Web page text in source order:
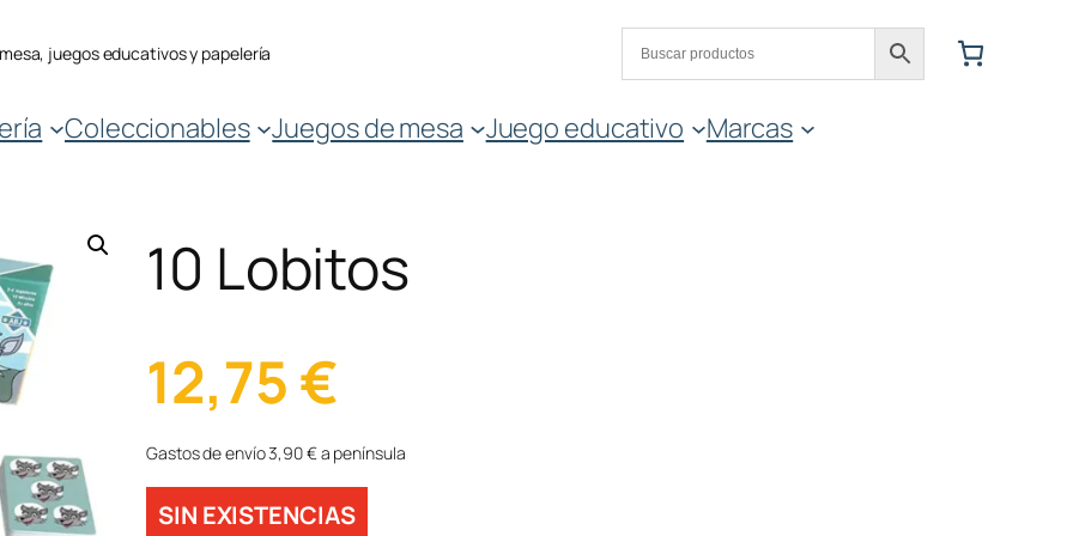
juegos educativos y papelería
Coleccionables Juegos de mesa Juego educativo Marcas
10 Lobitos
12,75€
Gastos de envío 3,90 € a península
SIN EXISTENCIAS